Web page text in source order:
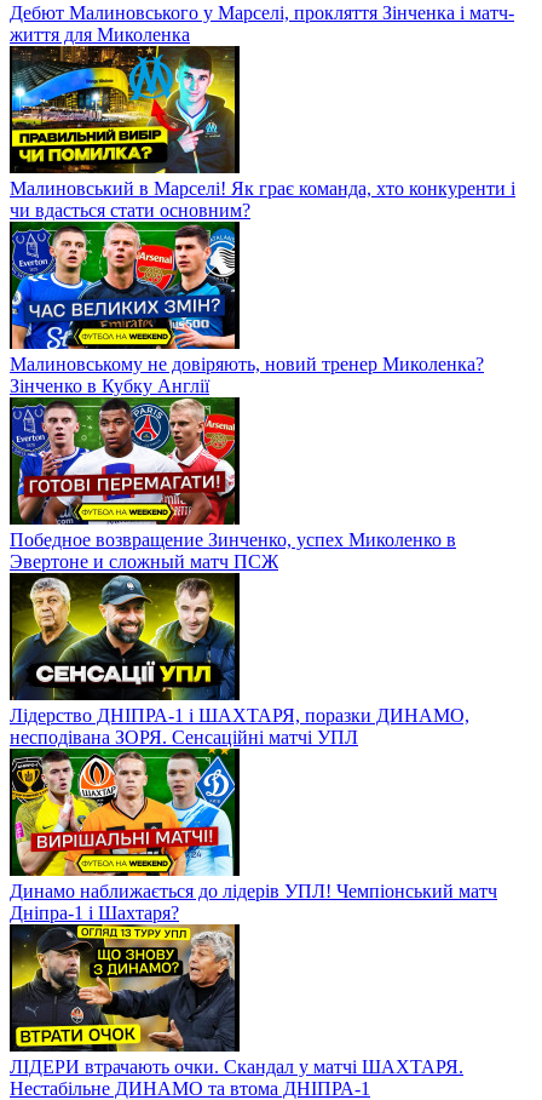
Дебют Малиновського у Марселі, прокляття Зінченка і матч-
життя для Миколенка
Малиновський в Марселі! Як грає команда, хто конкуренти і
чи вдасться стати основним?
Малиновському не довіряють, новий тренер Миколенка?
Зінченко в Кубку Англії
Победное возвращение Зинченко, успех Миколенко в
Эвертоне и сложный матч ПСЖ
Лідерство ДНІПРА-1 і ШАХТАРЯ, поразки ДИНАМО,
несподівана ЗОРЯ. Сенсаційні матчі УПЛ
Динамо наближається до лідерів УПЛ! Чемпіонський матч
Дніпра-1 і Шахтаря?
ЛІДЕРИ втрачають очки. Скандал у матчі ШАХТАРЯ.
Нестабільне ДИНАМО та втома ДНІПРА-1